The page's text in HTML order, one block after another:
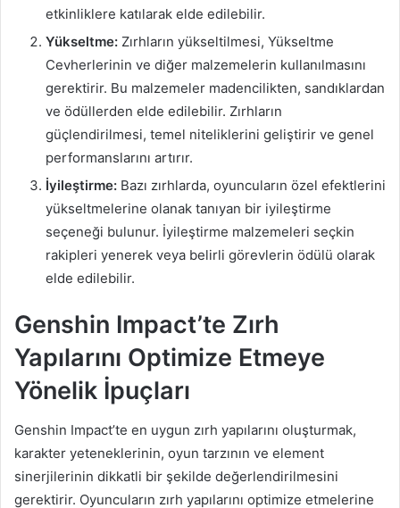
etkinliklere katılarak elde edilebilir.
Yükseltme: Zırhların yükseltilmesi, Yükseltme
Cevherlerinin ve diğer malzemelerin kullanılmasını
gerektirir. Bu malzemeler madencilikten, sandıklardan
ve ödüllerden elde edilebilir. Zırhların
güçlendirilmesi, temel niteliklerini geliştirir ve genel
performanslarını artırır.
İyileştirme: Bazı zırhlarda, oyuncuların özel efektlerini
yükseltmelerine olanak tanıyan bir iyileştirme
seçeneği bulunur. İyileştirme malzemeleri seçkin
rakipleri yenerek veya belirli görevlerin ödülü olarak
elde edilebilir.
Genshin Impact’te Zırh
Yapılarını Optimize Etmeye
Yönelik İpuçları
Genshin Impact’te en uygun zırh yapılarını oluşturmak,
karakter yeteneklerinin, oyun tarzının ve element
sinerjilerinin dikkatli bir şekilde değerlendirilmesini
gerektirir. Oyuncuların zırh yapılarını optimize etmelerine